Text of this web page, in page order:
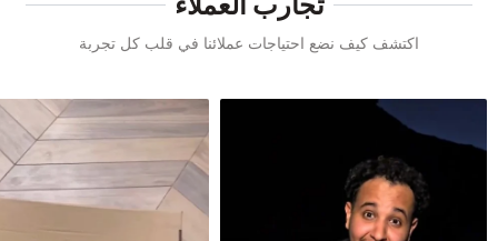
اكتشف كيف نضع احتياجات عملائنا في قلب كل تجربة